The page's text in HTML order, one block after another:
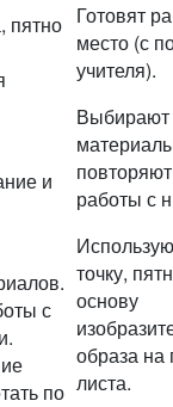
пятно
и
с
по
Готовят
место (с
учителя).
Выбирают
работы с
точку,
основу
образа на
листа.